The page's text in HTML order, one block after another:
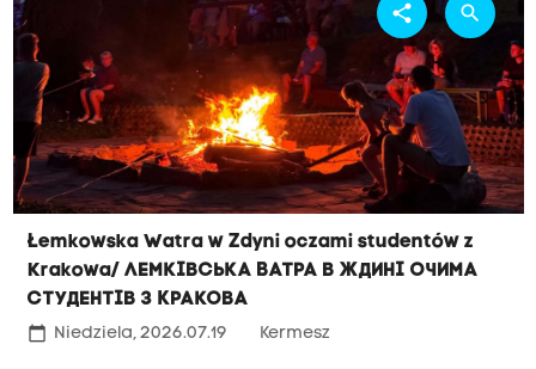
Łemkowska Watra w Zdyni oczami studentów z
Krakowa/ Лемківська Ватра в Ждині очима
студентів з Кракова
calendar_today Niedziela, 2026.07.19 Kermesz
share search